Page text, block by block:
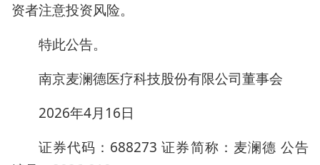
资者注意投资风险。
特此公告。
南京麦澜德医疗科技股份有限公司董事会
2026年4月16日
证券代码：688273 证券简称：麦澜德 公告